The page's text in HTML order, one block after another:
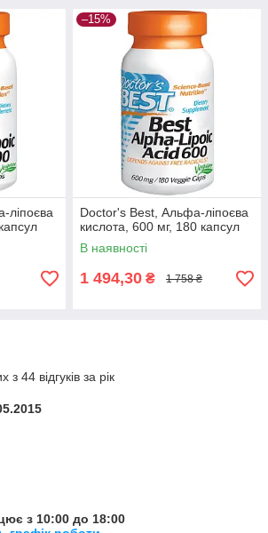
ліпоєва
–15%
Doctor's Best, Альфа-ліпоєва
кислота, 600 мг, 180 капсул
В наявності
1 494,30 ₴ 1 758 ₴
з 44 відгуків за рік
з 10:00 до 18:00